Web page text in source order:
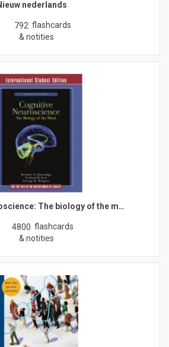
nederlands
792 flashcards
& notities
The biology of the m…
4800 flashcards
& notities